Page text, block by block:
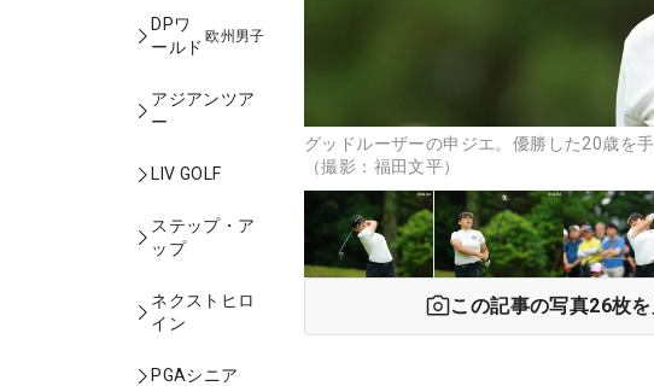
DPワ
ールド
欧州男子
アジアンツア
ー
LIV GOLF
ステップ・ア
ップ
ネクストヒロ
イン
PGAシニア
グッドルーザーの申ジエ。優勝した20歳を
（撮影：福田文平）
この記事の写真26枚